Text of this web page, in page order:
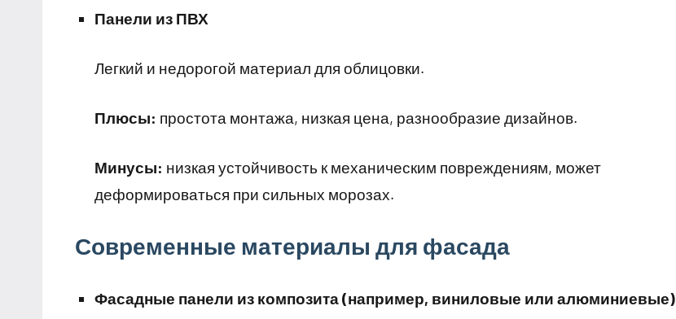
Панели из ПВХ
Легкий и недорогой материал для облицовки.
Плюсы: простота монтажа, низкая цена, разнообразие дизайнов.
Минусы: низкая устойчивость к механическим повреждениям, может
деформироваться при сильных морозах.
Современные материалы для фасада
Фасадные панели из композита (например, виниловые или алюминиевые)